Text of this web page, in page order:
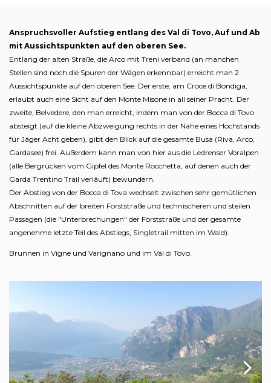
Anspruchsvoller Aufstieg entlang des Val di Tovo, Auf und Ab
mit Aussichtspunkten auf den oberen See.
Entlang der alten Straße, die Arco mit Treni verband (an manchen
Stellen sind noch die Spuren der Wägen erkennbar) erreicht man 2
Aussichtspunkte auf den oberen See: Der erste, am Croce di Bondiga,
erlaubt auch eine Sicht auf den Monte Misone in all seiner Pracht. Der
zweite, Belvedere, den man erreicht, indem man von der Bocca di Tovo
absteigt (auf die kleine Abzweigung rechts in der Nähe eines Hochstands
für Jäger Acht geben), gibt den Blick auf die gesamte Busa (Riva, Arco,
Gardasee) frei. Außerdem kann man von hier aus die Ledrenser Voralpen
(alle Bergrücken vom Gipfel des Monte Rocchetta, auf denen auch der
Garda Trentino Trail verläuft) bewundern.
Der Abstieg von der Bocca di Tova wechselt zwischen sehr gemütlichen
Abschnitten auf der breiten Forststraße und technischeren und steilen
Passagen (die "Unterbrechungen" der Forststraße und der gesamte
angenehme letzte Teil des Abstiegs, Singletrail mitten im Wald).
Brunnen in Vigne und Varignano und im Val di Tovo.